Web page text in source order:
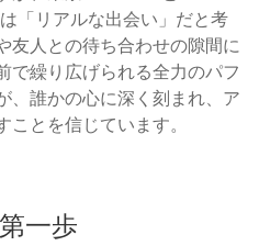
「リアルな出会い」だと考
友人との待ち合わせの隙間に
で繰り広げられる全力のパフ
、誰かの心に深く刻まれ、ア
とを信じています。
一歩